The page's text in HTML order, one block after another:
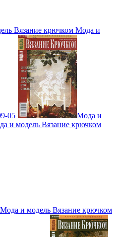
Вязание крючком Мода и
05
Мода и
и модель Вязание крючком
Мода и модель Вязание крючком